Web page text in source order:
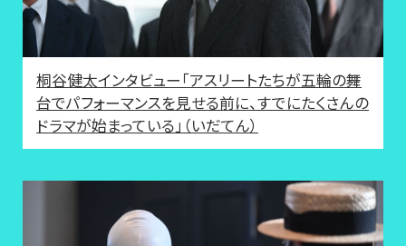
桐谷健太インタビュー「アスリートたちが五輪の舞
台でパフォーマンスを見せる前に、すでにたくさんの
ドラマが始まっている」（いだてん）